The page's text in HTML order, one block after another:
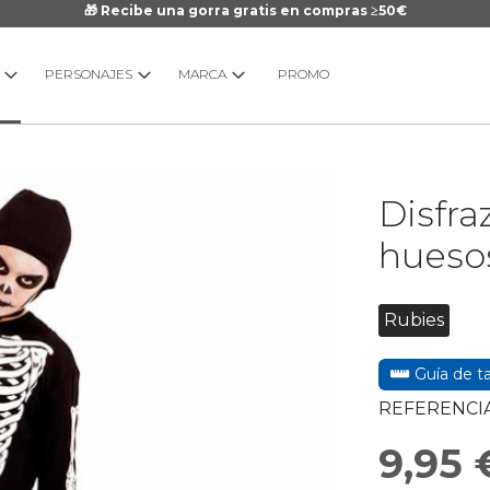
🎁 Recibe una gorra gratis en compras ≥50€
PERSONAJES MARCA PROMO
Rubies
Guía de
9,95
galería
imágenes